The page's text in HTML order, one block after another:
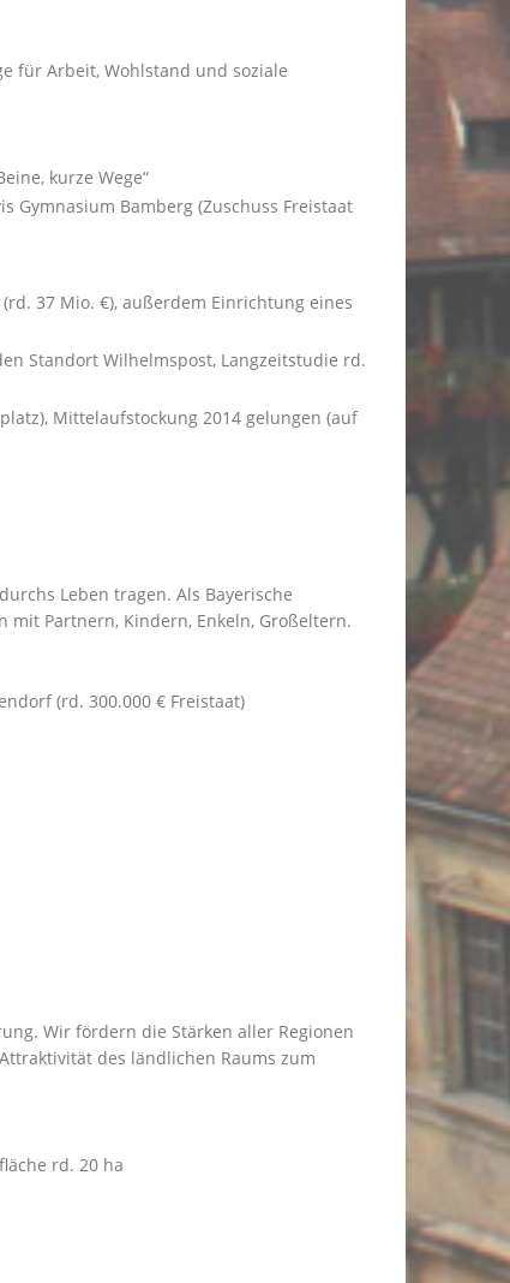
für Arbeit, Wohlstand und soziale
kurze Wege“
Gymnasium Bamberg (Zuschuss Freistaat
37 Mio. €), außerdem Einrichtung eines
Standort Wilhelmspost, Langzeitstudie rd.
Mittelaufstockung 2014 gelungen (auf
Leben tragen. Als Bayerische
Partnern, Kindern, Enkeln, Großeltern.
(rd. 300.000 € Freistaat)
Wir fördern die Stärken aller Regionen
des ländlichen Raums zum
rd. 20 ha